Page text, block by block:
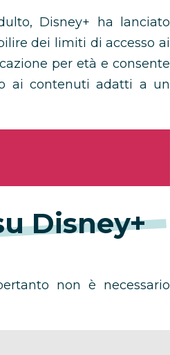
Disney+ ha lanciato
dei limiti di accesso ai
per età e consente
ai contenuti adatti a un
Disney+
non è necessario